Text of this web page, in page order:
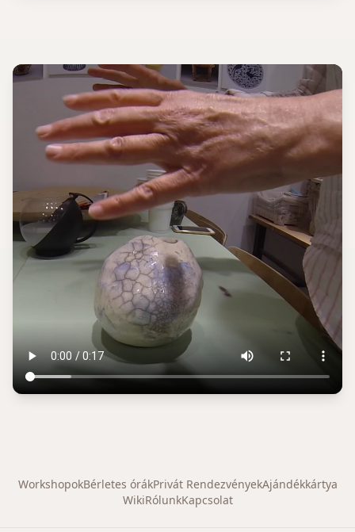
WorkshopokBérletes órákPrivát RendezvényekAjándékkártya
WikiRólunkKapcsolat